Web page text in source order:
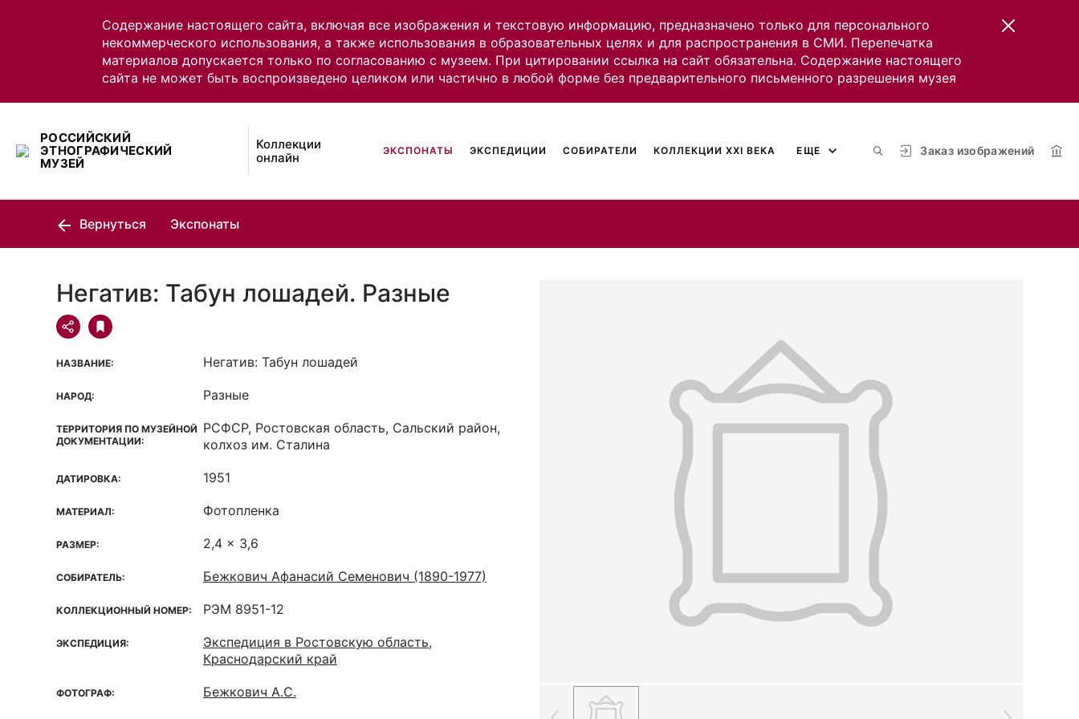
Содержание настоящего сайта, включая все изображения и текстовую информацию, предназначено только для персонального
некоммерческого использования, а также использования в образовательных целях и для распространения в СМИ. Перепечатка
материалов допускается только по согласованию с музеем. При цитировании ссылка на сайт обязательна. Содержание настоящего
сайта не может быть воспроизведено целиком или частично в любой форме без предварительного письменного разрешения музея
РОССИЙСКИЙ
ЭТНОГРАФИЧЕСКИЙ
МУЗЕЙ
Коллекции
онлайн
Заказ изображений
ЭКСПОНАТЫ ЭКСПЕДИЦИИ СОБИРАТЕЛИ КОЛЛЕКЦИИ XXI ВЕКА ЕЩЕ
Вернуться Экспонаты
Негатив: Табун лошадей. Разные
НАЗВАНИЕ: Негатив: Табун лошадей
НАРОД: Разные
ТЕРРИТОРИЯ ПО МУЗЕЙНОЙ
ДОКУМЕНТАЦИИ:
РСФСР, Ростовская область, Сальский район,
колхоз им. Сталина
ДАТИРОВКА: 1951
МАТЕРИАЛ: Фотопленка
РАЗМЕР: 2,4 x 3,6
СОБИРАТЕЛЬ: Бежкович Афанасий Семенович (1890-1977)
КОЛЛЕКЦИОННЫЙ НОМЕР: РЭМ 8951-12
ЭКСПЕДИЦИЯ:
Экспедиция в Ростовскую область,
Краснодарский край
ФОТОГРАФ: Бежкович А.С.